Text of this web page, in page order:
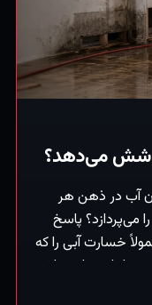
می‌دهد؟
آب در ذهن هر
می‌پردازد؟ پاسخ
خسارت آبی را که
اما خسارت ناشی
جداست). (این